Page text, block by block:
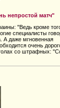
непростой матч"
"Ведь кроме
специалисты
А даже мгновенная
очень
со штрафных: